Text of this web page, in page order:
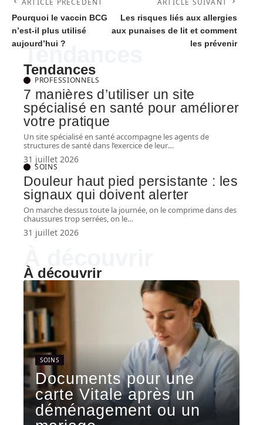
Pourquoi le vaccin BCG
n’est-il plus utilisé
aujourd’hui ?
Les risques liés aux allergies
aux punaises de lit et comment
les prévenir
Tendances
Tendances
PROFESSIONNELS
7 manières d’utiliser un site
spécialisé en santé pour améliorer
votre pratique
Un site spécialisé en santé accompagne les agents de
structures de santé dans l’exercice de leur…
31 juillet 2026
SOINS
Douleur haut pied persistante : les
signaux qui doivent alerter
On marche dessus toute la journée, on le comprime dans des
chaussures trop serrées, on le…
31 juillet 2026
À découvrir
SOINS
Documents pour une
carte Vitale après un
déménagement ou un